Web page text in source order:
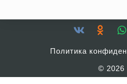
© 2026
Политика